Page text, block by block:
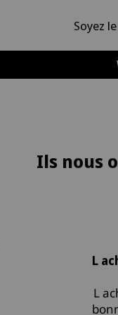
Soyez
Ils nous
L achat
L achat
bonne